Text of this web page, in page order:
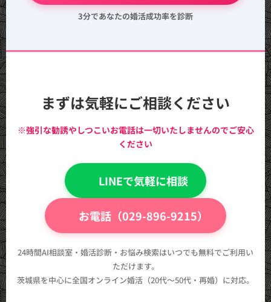
3分であなたの婚活成功率を診断
まずは気軽にご相談ください
※強引な勧誘やしつこいお電話は一切いたしませんのでご安心
ください
💬 LINEで気軽に相談
📞 お電話（029-896-9215）
24時間AI相談室・婚活診断・お悩み検索はいつでも無料でご利用い
ただけます。
茨城県を中心に全国オンライン婚活（20代〜50代・再婚）に対応。